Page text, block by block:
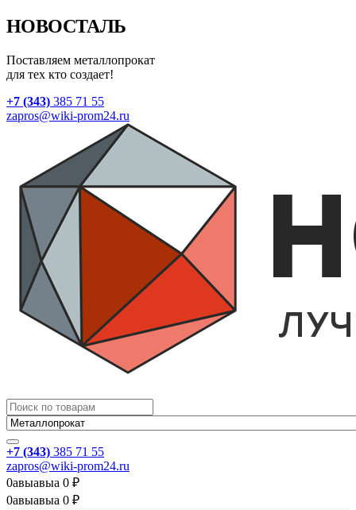
НОВОСТАЛЬ
Поставляем металлопрокат
для тех кто создает!
+7 (343) 385 71 55
zapros@wiki-prom24.ru
+7 (343) 385 71 55
zapros@wiki-prom24.ru
0авыавыа 0 ₽
0авыавыа 0 ₽